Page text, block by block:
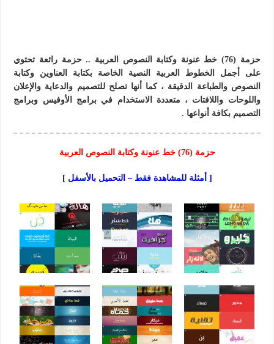
حزمة (76) خط عنونة وكتابة النصوص العربية .. حزمة رائعة تحتوي
على أجمل الخطوط العربية النصية الخاصة بكتابة العناوين وكتابة
النصوص والطباعة الدقيقة ، كما أنها تصلح للتصميم والدعاية والإعلان
واللوحات واللافتات ، متعددة الاستخدام في برامج الأوفيس وبرامج
التصميم بكافة أنواعها .
حزمة (76) خط عنونة وكتابة النصوص العربية
[ أمثلة للمشاهدة فقط – التحميل بالأسفل ]